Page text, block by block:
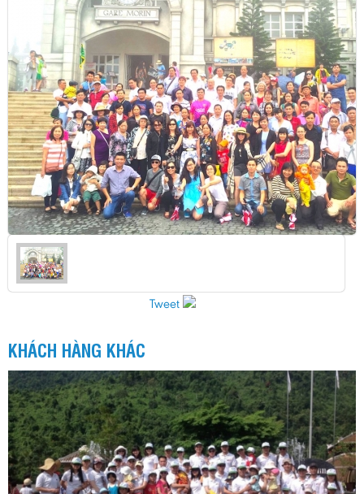
Tweet
KHÁCH HÀNG KHÁC